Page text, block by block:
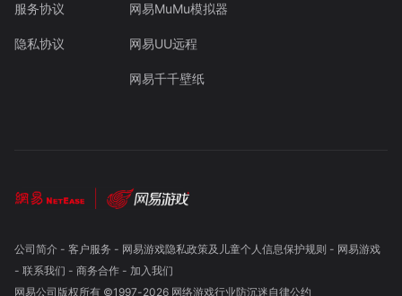
服务协议
隐私协议
网易MuMu模拟器
网易UU远程
网易千千壁纸
公司简介- 客户服务 - 网易游戏隐私政策及儿童个人信息保护规则 - 网易游戏
- 联系我们 - 商务合作- 加入我们
网易公司版权所有 ©1997-2026 网络游戏行业防沉迷自律公约